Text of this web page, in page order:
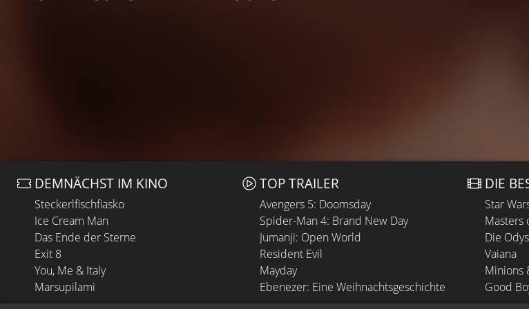
DEMNÄCHST IM KINO
Steckerlfischfiasko
Ice Cream Man
Das Ende der Sterne
Exit 8
You, Me & Italy
Marsupilami
TOP TRAILER
Avengers 5: Doomsday
Spider-Man 4: Brand New Day
Jumanji: Open World
Resident Evil
Mayday
Ebenezer: Eine Weihnachtsgeschichte
DIE
Star
Masters
Die
Vaiana
Minions
Good